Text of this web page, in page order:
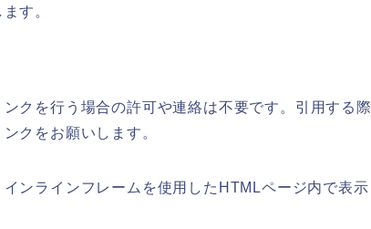
す。
クを行う場合の許可や連絡は不要です。引用する際
クをお願いします。
ンラインフレームを使用したHTMLページ内で表示